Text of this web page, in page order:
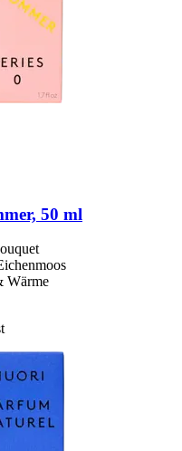
50 ml
Wärme